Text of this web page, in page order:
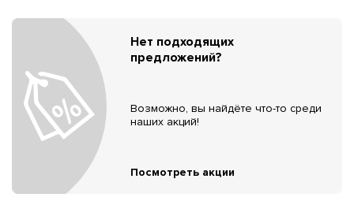
Нет подходящих
предложений?
Возможно, вы найдёте что-то среди
наших акций!
Посмотреть акции